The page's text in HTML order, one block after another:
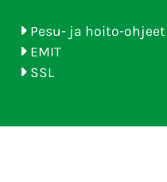
Pesu- ja hoito-ohjeet
EMIT
SSL